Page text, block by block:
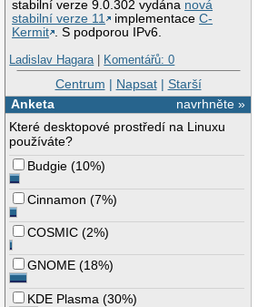
stabilní verze 9.0.302 vydána nová
stabilní verze 11
implementaceC-
Kermit . S podporou IPv6.
Ladislav Hagara| Komentářů: 0
Centrum | Napsat| Starší
navrhněte »
Anketa
Které desktopové prostředí na Linuxu
používáte?
Budgie (10%)
Cinnamon (7%)
COSMIC (2%)
GNOME (18%)
KDE Plasma (30%)